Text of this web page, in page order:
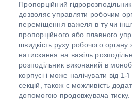
Пропорційний
дозволяє управляти робочим
переміщення важеля в ту чи
пропорційного або плавного
швидкість руху робочого органу
натискання на важіль
розподільник виконаний в
корпусі і може налічувати від
секцій, також є можливість
допомогою продовжувача тиску.